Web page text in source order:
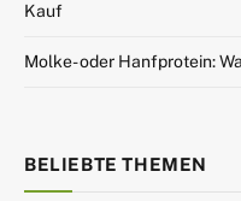
Kauf
Molke- oder Hanfprotein:
BELIEBTE THEMEN